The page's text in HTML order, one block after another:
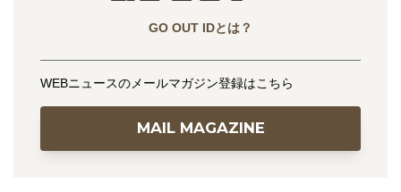
GO OUT IDとは？
WEBニュースのメールマガジン登録はこちら
MAIL MAGAZINE